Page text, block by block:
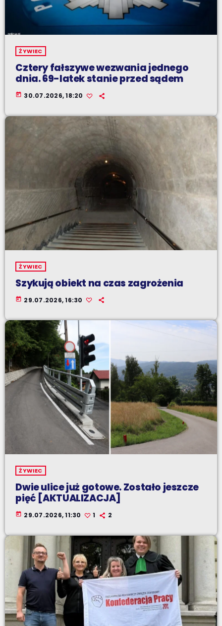
ŻYWIEC
Cztery fałszywe wezwania jednego
dnia. 69-latek stanie przed sądem
today 30.07.2026, 18:20
ŻYWIEC
Szykują obiekt na czas zagrożenia
today 29.07.2026, 16:30
ŻYWIEC
Dwie ulice już gotowe. Zostało jeszcze
pięć [AKTUALIZACJA]
today 29.07.2026, 11:30 1 2